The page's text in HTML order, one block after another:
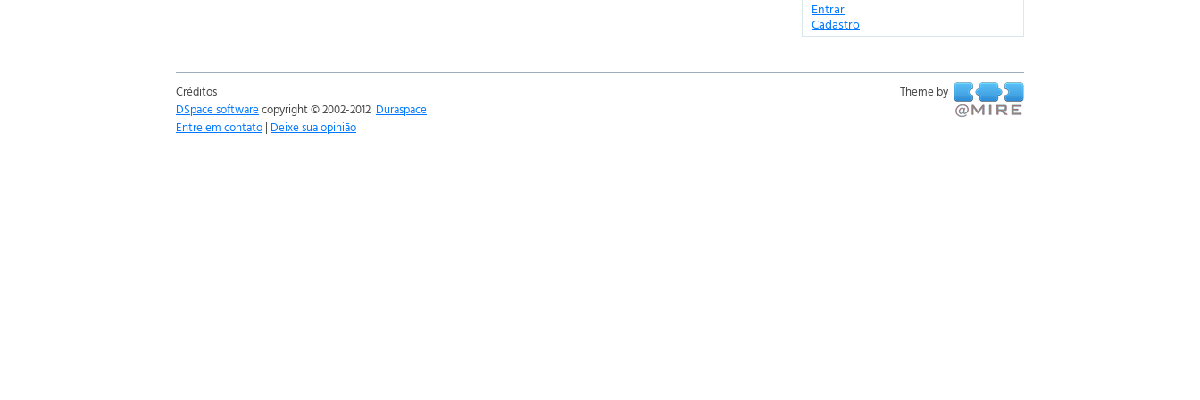
Entrar
Cadastro
Créditos
DSpace softwarecopyright © 2002-2012 Duraspace
Theme by
Entre em contato | Deixe sua opinião